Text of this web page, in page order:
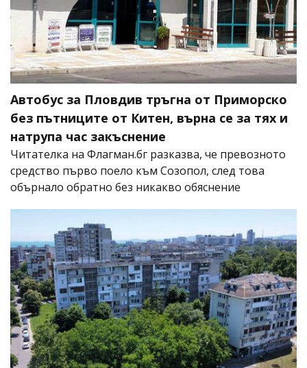
Автобус за Пловдив тръгна от Приморско
без пътниците от Китен, върна се за тях и
натрупа час закъснение
Читателка на Флагман.бг разказва, че превозното
средство първо поело към Созопол, след това
обърнало обратно без никакво обяснение